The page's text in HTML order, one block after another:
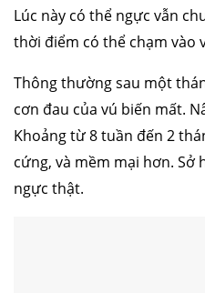
Lúc này có thể ngực vẫn
thời điểm có thể chạm vào
Thông thường sau một
cơn đau của vú biến mất.
Khoảng từ 8 tuần đến 2
cứng, và mềm mại hơn.
ngực thật.